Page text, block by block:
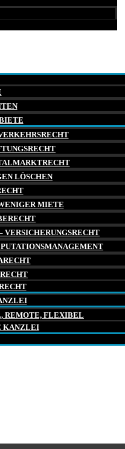
LÖSCHEN
MIETE
VERSICHERUNGSRECHT
REMOTE, FLEXIBEL
KANZLEI